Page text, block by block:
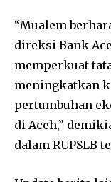
“Mualem
direksi Bank
memperkuat
meningkatkan
pertumbuhan
di Aceh,”
dalam RUPSLB